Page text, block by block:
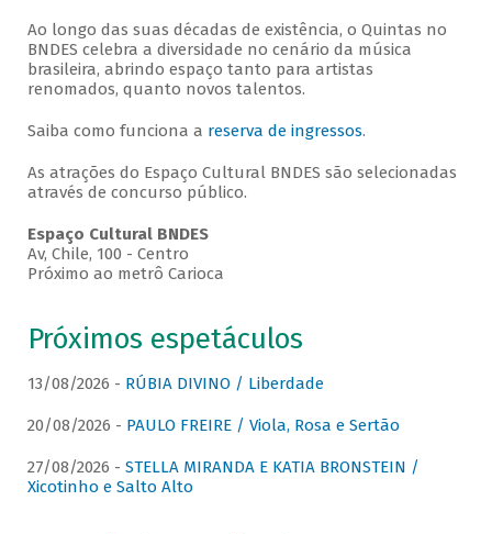
Ao longo das suas décadas de existência, o Quintas no
BNDES celebra a diversidade no cenário da música
brasileira, abrindo espaço tanto para artistas
renomados, quanto novos talentos.
Saiba como funciona a reserva de ingressos.
As atrações do Espaço Cultural BNDES são selecionadas
através de concurso público.
Espaço Cultural BNDES
Av, Chile, 100 - Centro
Próximo ao metrô Carioca
Próximos espetáculos
13/08/2026 - RÚBIA DIVINO / Liberdade
20/08/2026 - PAULO FREIRE / Viola, Rosa e Sertão
27/08/2026 - STELLA MIRANDA E KATIA BRONSTEIN /
Xicotinho e Salto Alto